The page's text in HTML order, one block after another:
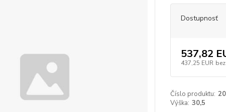
Dostupnosť
537,82
437,25 EUR
Číslo produktu:
Výška: 30,5